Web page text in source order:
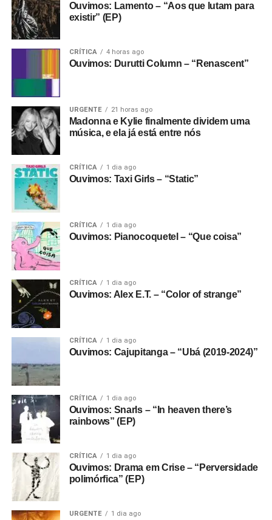
Ouvimos: Lamento – “Aos que lutam para
existir” (EP)
CRÍTICA 4 horas ago
Ouvimos: Durutti Column – “Renascent”
URGENTE 21 horas ago
Madonna e Kylie finalmente dividem uma
música, e ela já está entre nós
CRÍTICA 1 dia ago
Ouvimos: Taxi Girls – “Static”
CRÍTICA 1 dia ago
Ouvimos: Pianocoquetel – “Que coisa”
CRÍTICA 1 dia ago
Ouvimos: Alex E.T. – “Color of strange”
CRÍTICA 1 dia ago
Ouvimos: Cajupitanga – “Ubá (2019-2024)”
CRÍTICA 1 dia ago
Ouvimos: Snarls – “In heaven there’s
rainbows” (EP)
CRÍTICA 1 dia ago
Ouvimos: Drama em Crise – “Perversidade
polimórfica” (EP)
URGENTE 1 dia ago